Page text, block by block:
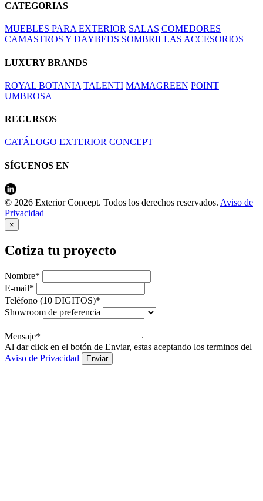
CATEGORIAS
MUEBLES PARA EXTERIOR SALAS COMEDORES
CAMASTROS Y DAYBEDS SOMBRILLAS ACCESORIOS
LUXURY BRANDS
ROYAL BOTANIA TALENTI MAMAGREEN POINT
UMBROSA
RECURSOS
CATÁLOGO EXTERIOR CONCEPT
SÍGUENOS EN
© 2026 Exterior Concept. Todos los derechos reservados. Aviso de
Privacidad
×
Cotiza tu proyecto
Nombre*
E-mail*
Teléfono (10 DIGITOS)*
Showroom de preferencia
Mensaje*
Al dar click en el botón de Enviar, estas aceptando los terminos del
Aviso de Privacidad